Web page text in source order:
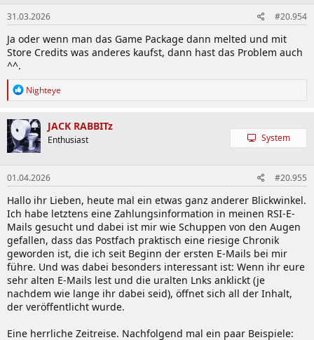
31.03.2026 #20.954
Ja oder wenn man das Game Package dann melted und mit
Store Credits was anderes kaufst, dann hast das Problem auch
^^.
R
k
t
i
o
n
e
n
:
Nighteye
JACK RABBITz
Enthusiast System
01.04.2026 #20.955
Hallo ihr Lieben, heute mal ein etwas ganz anderer Blickwinkel.
Ich habe letztens eine Zahlungsinformation in meinen RSI-E-
Mails gesucht und dabei ist mir wie Schuppen von den Augen
gefallen, dass das Postfach praktisch eine riesige Chronik
geworden ist, die ich seit Beginn der ersten E-Mails bei mir
führe. Und was dabei besonders interessant ist: Wenn ihr eure
sehr alten E-Mails lest und die uralten Lnks anklickt (je
nachdem wie lange ihr dabei seid), öffnet sich all der Inhalt,
der veröffentlicht wurde.
Eine herrliche Zeitreise. Nachfolgend mal ein paar Beispiele: